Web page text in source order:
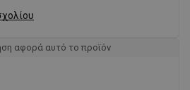
αφορά αυτό το προϊόν